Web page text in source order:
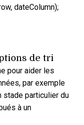
dateColumn);
de tri
pour aider les
par exemple
stade particulier du
à un